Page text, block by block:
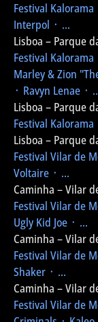
Festival Kalorama
Interpol ᛫ ...
Lisboa – Parque
Festival Kalorama
Marley & Zion
᛫ Ravyn Lenae ᛫
Lisboa – Parque
Festival Kalorama
Lisboa – Parque
Festival Vilar de
Voltaire ᛫ ...
Caminha – Vilar
Festival Vilar de
Ugly Kid Joe ᛫ ...
Caminha – Vilar
Festival Vilar de
Shaker ᛫ ...
Caminha – Vilar
Festival Vilar de